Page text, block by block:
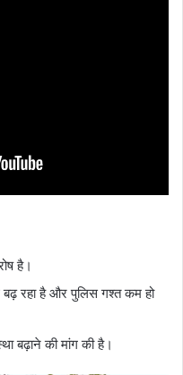
है।
रहा है और पुलिस गश्त कम हो
बढ़ाने की मांग की है।